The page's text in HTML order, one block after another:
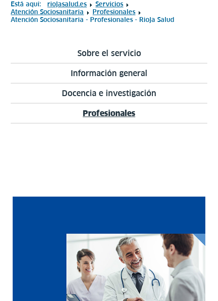
Está aquí: riojasalud.es
Servicios
Atención Sociosanitaria
Profesionales
Atención Sociosanitaria - Profesionales - Rioja Salud
Sobre el servicio
Información general
Docencia e investigación
Profesionales